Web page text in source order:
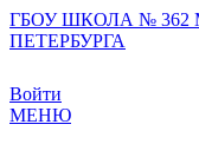
ГБОУ ШКОЛА №
ПЕТЕРБУРГА
Войти
МЕНЮ